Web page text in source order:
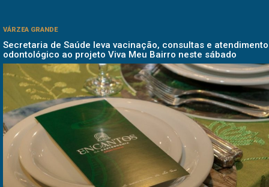
VÁRZEA GRANDE
Secretaria de Saúde leva vacinação, consultas e atendimento
odontológico ao projeto Viva Meu Bairro neste sábado